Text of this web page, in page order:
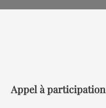
Appel à participation